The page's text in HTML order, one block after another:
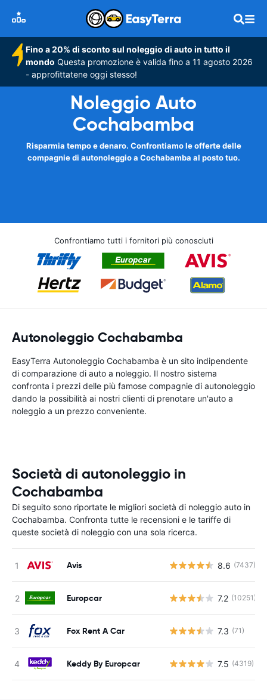
Fino a 20% di sconto sul noleggio di auto in tutto il
mondo Questa promozione è valida fino a 11 agosto 2026
- approfittatene oggi stesso!
Noleggio Auto
Cochabamba
Risparmia tempo e denaro. Confrontiamo le offerte delle
compagnie di autonoleggio a Cochabamba al posto tuo.
Confrontiamo tutti i fornitori più conosciuti
Autonoleggio Cochabamba
EasyTerra Autonoleggio Cochabamba è un sito indipendente
di comparazione di auto a noleggio. Il nostro sistema
confronta i prezzi delle più famose compagnie di autonoleggio
dando la possibilità ai nostri clienti di prenotare un'auto a
noleggio a un prezzo conveniente.
Società di autonoleggio in
Cochabamba
Di seguito sono riportate le migliori società di noleggio auto in
Cochabamba. Confronta tutte le recensioni e le tariffe di
queste società di noleggio con una sola ricerca.
Avis 8.6 (7437)
Europcar 7.2 (10251)
Fox Rent A Car 7.3 (71)
Keddy By Europcar 7.5 (4319)